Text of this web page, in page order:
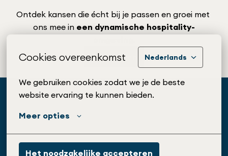
Cookies overeenkomst Nederlands
We gebruiken cookies zodat we je de beste
website ervaring te kunnen bieden.
Meer opties
Het noodzakelijke accepteren
Ontdek kansen die écht bij je passen en groei met
ons mee in een dynamische hospitality-
Aanmelden